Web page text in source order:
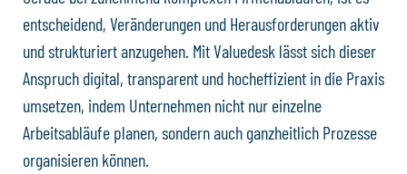
entscheidend, Veränderungen und Herausforderungen aktiv
und strukturiert anzugehen. Mit Valuedesk lässt sich dieser
Anspruch digital, transparent und hocheffizient in die Praxis
umsetzen, indem Unternehmen nicht nur einzelne
Arbeitsabläufe planen, sondern auch ganzheitlich Prozesse
organisieren können.